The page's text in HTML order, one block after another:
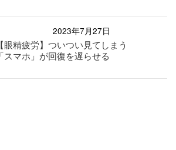
2023年7月27日
【眼精疲労】ついつい見てしまう
「スマホ」が回復を遅らせる